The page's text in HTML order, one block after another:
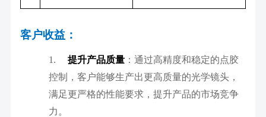
客户收益：
1. 提升产品质量：通过高精度和稳定的点胶
控制，客户能够生产出更高质量的光学镜头，
满足更严格的性能要求，提升产品的市场竞争
力。